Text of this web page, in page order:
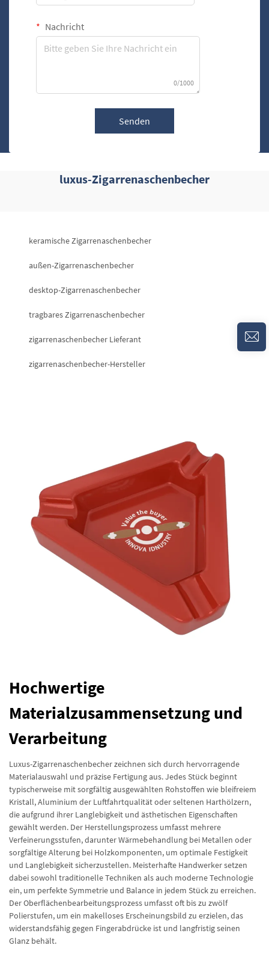
Nachricht
0/1000
Senden
luxus-Zigarrenaschenbecher
keramische Zigarrenaschenbecher
außen-Zigarrenaschenbecher
desktop-Zigarrenaschenbecher
tragbares Zigarrenaschenbecher
zigarrenaschenbecher Lieferant
zigarrenaschenbecher-Hersteller
Hochwertige
Materialzusammensetzung und
Verarbeitung
Luxus-Zigarrenaschenbecher zeichnen sich durch hervorragende
Materialauswahl und präzise Fertigung aus. Jedes Stück beginnt
typischerweise mit sorgfältig ausgewählten Rohstoffen wie bleifreiem
Kristall, Aluminium der Luftfahrtqualität oder seltenen Harthölzern,
die aufgrund ihrer Langlebigkeit und ästhetischen Eigenschaften
gewählt werden. Der Herstellungsprozess umfasst mehrere
Verfeinerungsstufen, darunter Wärmebehandlung bei Metallen oder
sorgfältige Alterung bei Holzkomponenten, um optimale Festigkeit
und Langlebigkeit sicherzustellen. Meisterhafte Handwerker setzen
dabei sowohl traditionelle Techniken als auch moderne Technologie
ein, um perfekte Symmetrie und Balance in jedem Stück zu erreichen.
Der Oberflächenbearbeitungsprozess umfasst oft bis zu zwölf
Polierstufen, um ein makelloses Erscheinungsbild zu erzielen, das
widerstandsfähig gegen Fingerabdrücke ist und langfristig seinen
Glanz behält.